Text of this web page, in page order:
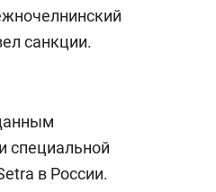
санкции.
специальной
в России.